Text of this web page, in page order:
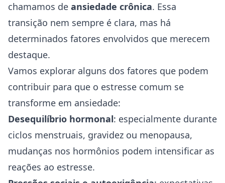
chamamos de ansiedade crônica. Essa
transição nem sempre é clara, mas há
determinados fatores envolvidos que merecem
destaque.
Vamos explorar alguns dos fatores que podem
contribuir para que o estresse comum se
transforme em ansiedade:
Desequilíbrio hormonal: especialmente durante
ciclos menstruais, gravidez ou menopausa,
mudanças nos hormônios podem intensificar as
reações ao estresse.